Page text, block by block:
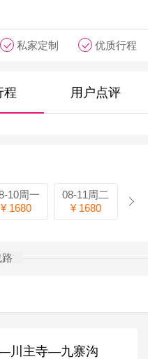
私家定制 优质行程
程 用户点评
10周一
¥ 1680
08-11周二
¥ 1680
川主寺—九寨沟